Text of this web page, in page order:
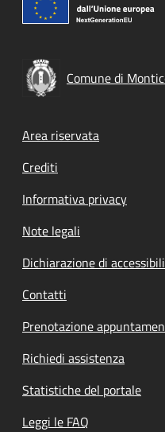
Comune di
Footer menu
Area riservata
Crediti
Informativa privacy
Note legali
Dichiarazione di
Contatti
Prenotazione
Richiedi assistenza
Statistiche del portale
Leggi le FAQ